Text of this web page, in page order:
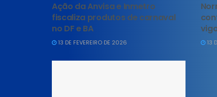
Ação da Anvisa e Inmetro
fiscaliza produtos de carnaval
no DF e BA
13 DE FEVEREIRO DE 2026 13